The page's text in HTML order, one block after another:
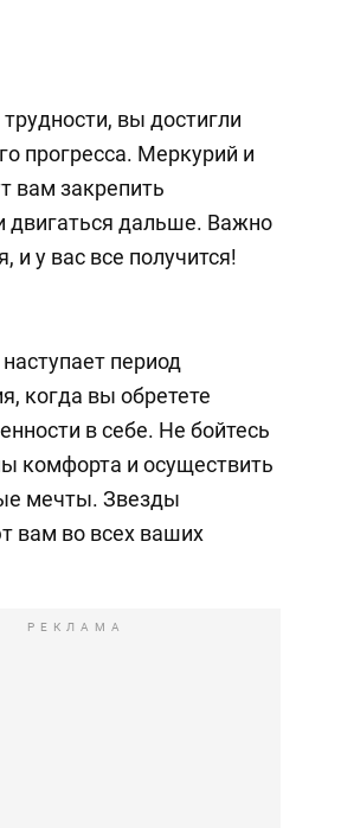
вы достигли
прогресса. Меркурий и
вам закрепить
двигаться дальше. Важно
и у вас все получится!
период
когда вы обретете
в себе. Не бойтесь
комфорта и осуществить
мечты. Звезды
вам во всех ваших
РЕКЛАМА